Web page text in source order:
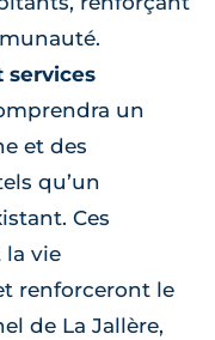
services
un
et des
qu’un
Ces
vie
renforceront le
de La Jallère,